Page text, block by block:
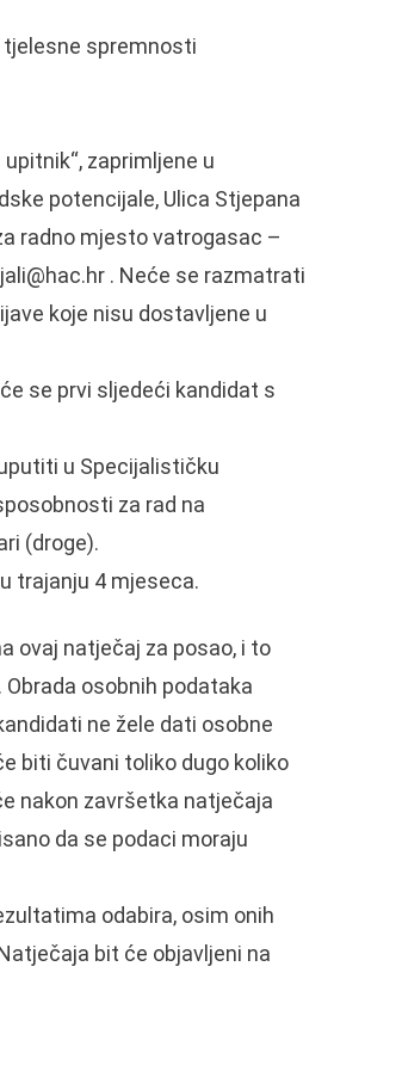
spremnosti
zaprimljene u
potencijale, Ulica Stjepana
radno mjesto vatrogasac –
. Neće se razmatrati
koje nisu dostavljene u
se prvi sljedeći kandidat s
u Specijalističku
za rad na
(droge).
trajanju 4 mjeseca.
ovaj natječaj za posao, i to
osobnih podataka
ne žele dati osobne
biti čuvani toliko dugo koliko
nakon završetka natječaja
da se podaci moraju
odabira, osim onih
bit će objavljeni na